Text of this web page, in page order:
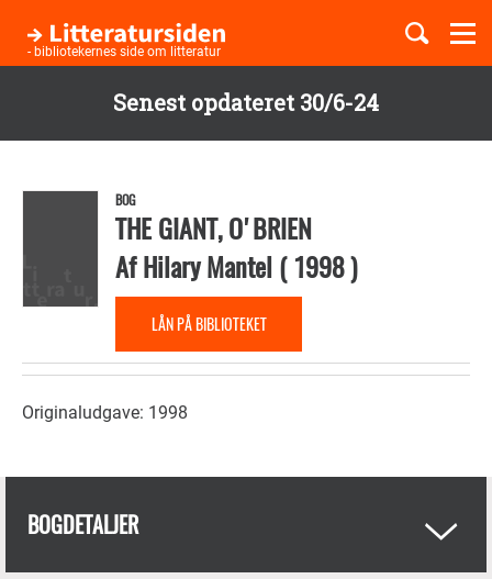
Senest opdateret 30/6-24
hovedindhold
- bibliotekernes side om litteratur
Børnebøger
Temaer
BOG
THE GIANT, O'BRIEN
AfHilary Mantel (1998)
LÅN PÅ BIBLIOTEKET
Originaludgave: 1998
BOGDETALJER